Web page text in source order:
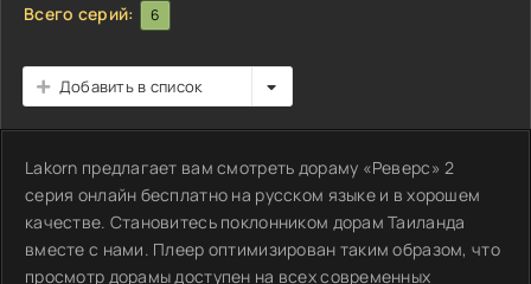
Всего серий:
6
Добавить в список
Lakorn предлагает вам смотреть дораму «Реверс» 2
серия онлайн бесплатно на русском языке и в хорошем
качестве. Становитесь поклонником дорам Таиланда
вместе с нами. Плеер оптимизирован таким образом, что
просмотр дорамы доступен на всех современных